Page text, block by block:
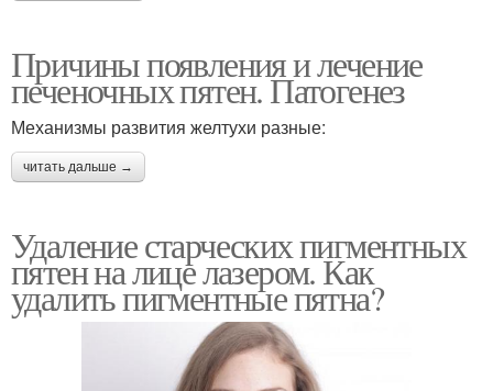
Причины появления и лечение
печеночных пятен. Патогенез
Механизмы развития желтухи разные:
читать дальше →
Удаление старческих пигментных
пятен на лице лазером. Как
удалить пигментные пятна?